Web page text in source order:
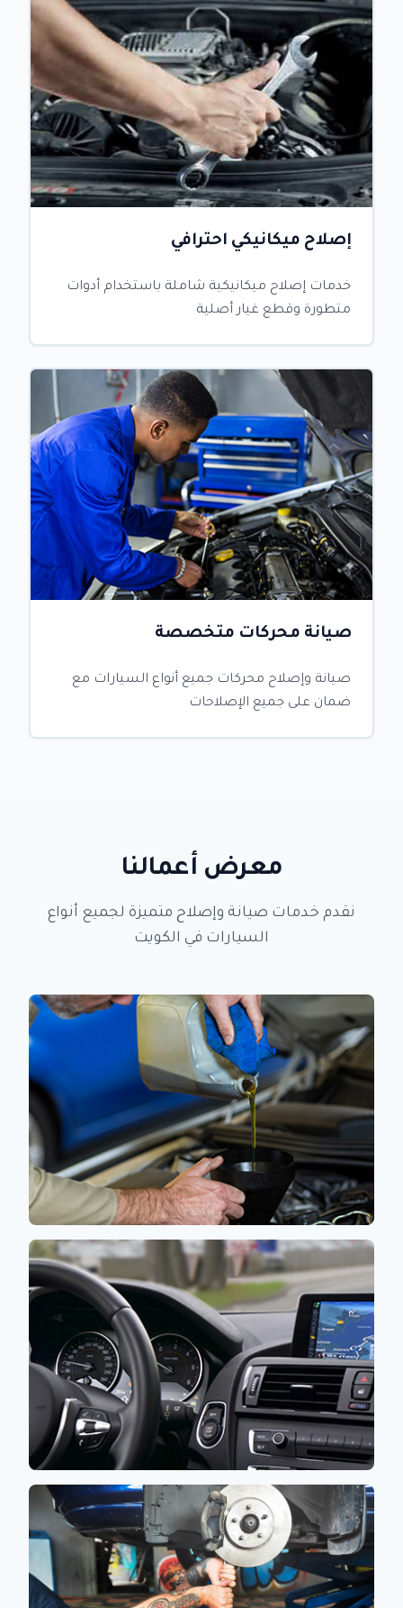
إصلاح ميكانيكي احترافي
خدمات إصلاح ميكانيكية شاملة باستخدام أدوات
متطورة وقطع غيار أصلية
صيانة محركات متخصصة
صيانة وإصلاح محركات جميع أنواع السيارات مع
ضمان على جميع الإصلاحات
معرض أعمالنا
نقدم خدمات صيانة وإصلاح متميزة لجميع أنواع
السيارات في الكويت